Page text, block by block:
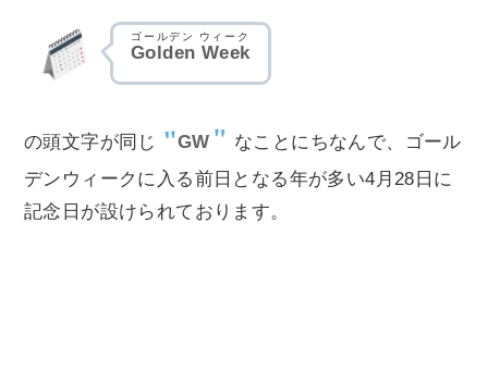
Golden Week
ゴールデン ウィーク
の頭文字が同じ GW
なことにちなんで、ゴール
デンウィークに入る前日となる年が多い4月28日に
記念日が設けられております。